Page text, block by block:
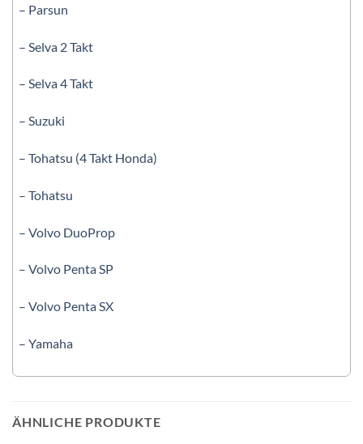
– Parsun
– Selva 2 Takt
– Selva 4 Takt
– Suzuki
– Tohatsu (4 Takt Honda)
– Tohatsu
– Volvo DuoProp
– Volvo Penta SP
– Volvo Penta SX
– Yamaha
ÄHNLICHE PRODUKTE